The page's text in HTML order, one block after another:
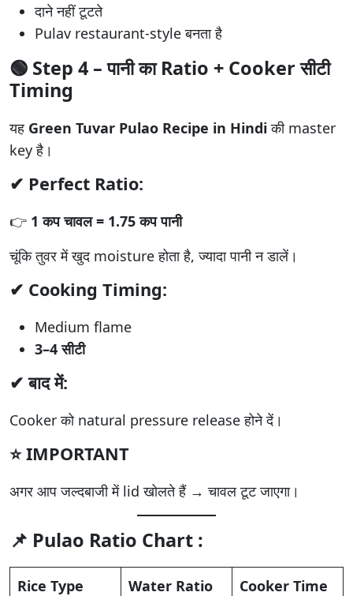
दाने नहीं टूटते
Pulav restaurant-style बनता है
🟢 Step 4 – पानी का Ratio + Cooker सीटी
Timing
यह Green Tuvar Pulao Recipe in Hindiकी master
key है।
✔ Perfect Ratio:
👉 1 कप चावल = 1.75 कप पानी
चूंकि तुवर में खुद moisture होता है, ज्यादा पानी न डालें।
✔ Cooking Timing:
Medium flame
3–4 सीटी
✔ बाद में:
Cooker को natural pressure release होने दें।
⭐ IMPORTANT
अगर आप जल्दबाजी में lid खोलते हैं → चावल टूट जाएगा।
📌 Pulao Ratio Chart :
Rice Type Water Ratio Cooker Time